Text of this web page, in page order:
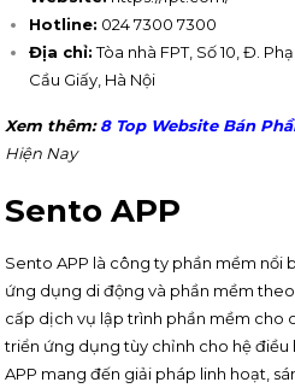
Hotline: 024 7300 7300
Địa chỉ:Tòa nhà FPT, Số 10, Đ.
Cầu Giấy, Hà Nội
Xem thêm:8 Top Website Bán
Hiện Nay
Sento APP
Sento APP là công ty phần mềm nổi
ứng dụng di động và phần mềm
cấp dịch vụ lập trình phần mềm cho
triển ứng dụng tùy chỉnh cho hệ điều
APP mang đến giải pháp linh hoạt,